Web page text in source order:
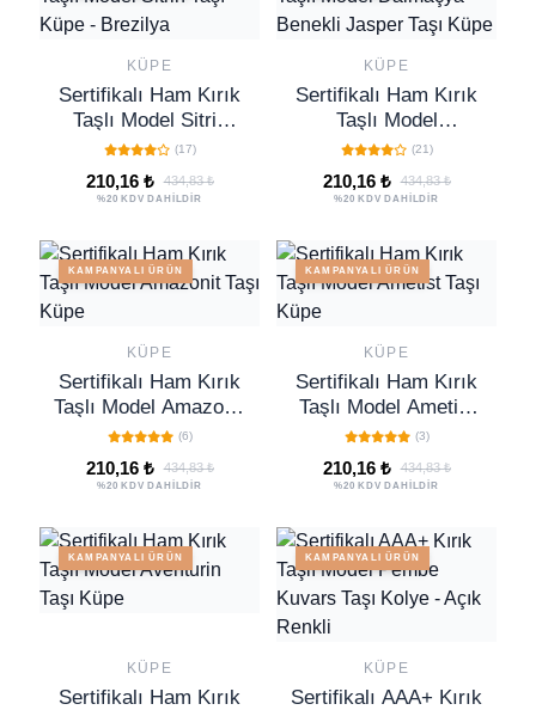
KÜPE
Sertifikalı Ham Kırık
Taşlı Model Sitrin
Taşı Küpe - Brezilya
(17)
210,16 ₺ 434,83 ₺
%20 KDV DAHİLDİR
KÜPE
Sertifikalı Ham Kırık
Taşlı Model
Dalmaçya Benekli
Jasper Taşı Küpe
(21)
210,16 ₺ 434,83 ₺
%20 KDV DAHİLDİR
KAMPANYALI ÜRÜN
KÜPE
Sertifikalı Ham Kırık
Taşlı Model Amazonit
Taşı Küpe
(6)
210,16 ₺ 434,83 ₺
%20 KDV DAHİLDİR
KAMPANYALI ÜRÜN
KÜPE
Sertifikalı Ham Kırık
Taşlı Model Ametist
Taşı Küpe
(3)
210,16 ₺ 434,83 ₺
%20 KDV DAHİLDİR
KAMPANYALI ÜRÜN
KÜPE
Sertifikalı Ham Kırık
KAMPANYALI ÜRÜN
KÜPE
Sertifikalı AAA+ Kırık